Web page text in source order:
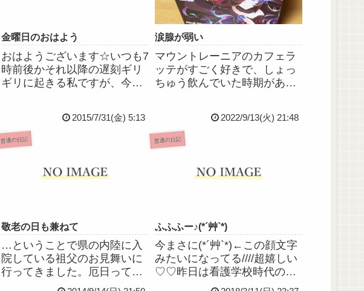
金曜日のおはよう
おはようございます☆いつも7
時前後かそれ以降の遅刻ギリ
ギリに起きる私ですが、今朝
ます◎私が早起きしたので今
日は雪が降るかもしれません
よ！みなさんご注意くださ
2015/7/31(金) 5:13
涙腺が弱い
マウントレーニアのカフェラ
ッテがすごく好きで、しょっ
ちゅう飲んでいた時期があっ
こと看護学校2年次のときの実
習前夜、マウントレーニアの
カフェラッテを飲みながら母
2022/9/13(火) 21:48
普通の日記
敬老の日も兼ねて
…ということで県の内陸に入
院している祖父のお見舞いに
行ってきました。厄日ってま
さにこんな日のことを言うん
普通の日記
ふふふー♪(*´艸`*)
今まさに(*´艸`*)←この顔文字
みたいになってる////超嬉しい
♡♡昨日は看護学校時代の友
達と女子会でいろいろお喋り